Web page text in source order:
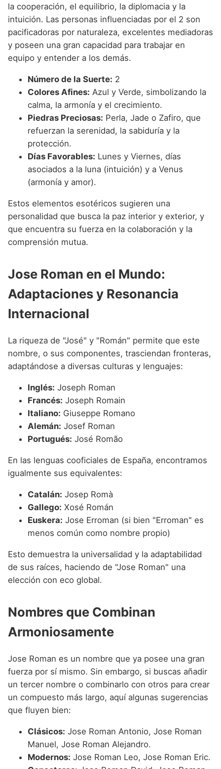
la cooperación, el equilibrio, la diplomacia y la
intuición. Las personas influenciadas por el 2 son
pacificadoras por naturaleza, excelentes mediadoras
y poseen una gran capacidad para trabajar en
equipo y entender a los demás.
Número de la Suerte: 2
Colores Afines: Azul y Verde, simbolizando la
calma, la armonía y el crecimiento.
Piedras Preciosas: Perla, Jade o Zafiro, que
refuerzan la serenidad, la sabiduría y la
protección.
Días Favorables: Lunes y Viernes, días
asociados a la luna (intuición) y a Venus
(armonía y amor).
Estos elementos esotéricos sugieren una
personalidad que busca la paz interior y exterior, y
que encuentra su fuerza en la colaboración y la
comprensión mutua.
Jose Roman en el Mundo:
Adaptaciones y Resonancia
Internacional
La riqueza de "José" y "Román" permite que este
nombre, o sus componentes, trasciendan fronteras,
adaptándose a diversas culturas y lenguajes:
Inglés: Joseph Roman
Francés: Joseph Romain
Italiano: Giuseppe Romano
Alemán: Josef Roman
Portugués: José Romão
En las lenguas cooficiales de España, encontramos
igualmente sus equivalentes:
Catalán: Josep Romà
Gallego: Xosé Román
Euskera: Jose Erroman (si bien "Erroman" es
menos común como nombre propio)
Esto demuestra la universalidad y la adaptabilidad
de sus raíces, haciendo de "Jose Roman" una
elección con eco global.
Nombres que Combinan
Armoniosamente
Jose Roman es un nombre que ya posee una gran
fuerza por sí mismo. Sin embargo, si buscas añadir
un tercer nombre o combinarlo con otros para crear
un compuesto más largo, aquí algunas sugerencias
que fluyen bien:
Clásicos: Jose Roman Antonio, Jose Roman
Manuel, Jose Roman Alejandro.
Modernos: Jose Roman Leo, Jose Roman Eric.